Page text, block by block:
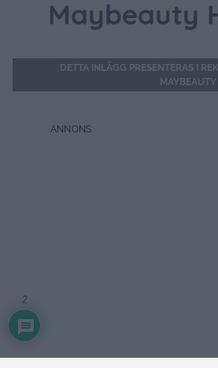
Maybeauty
DETTA INLÄGG PRESENTERAS I
MAYBEAUTY
2